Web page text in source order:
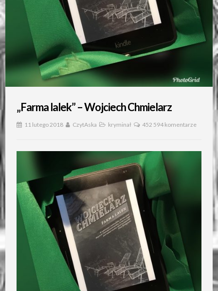
„Farma lalek” – Wojciech Chmielarz
11 lutego 2018 CzytAska kryminał 452 594 komentarze